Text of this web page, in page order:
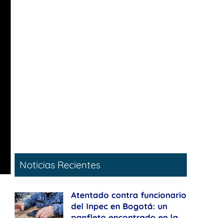
Noticias Recientes
Atentado contra funcionario
del Inpec en Bogotá: un